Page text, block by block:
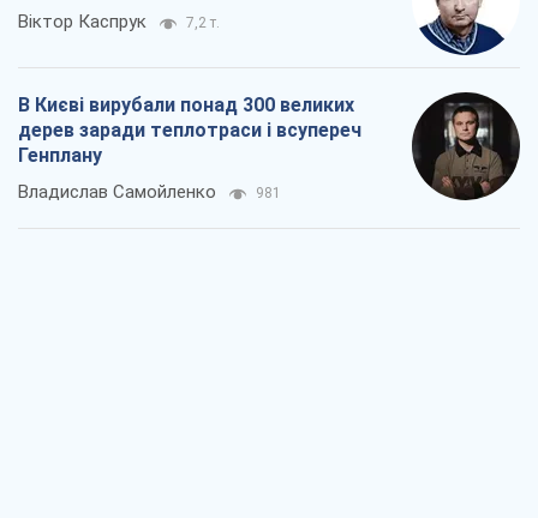
Віктор Каспрук 7,2 т.
В Києві вирубали понад 300 великих
дерев заради теплотраси і всупереч
Генплану
Владислав Самойленко 981